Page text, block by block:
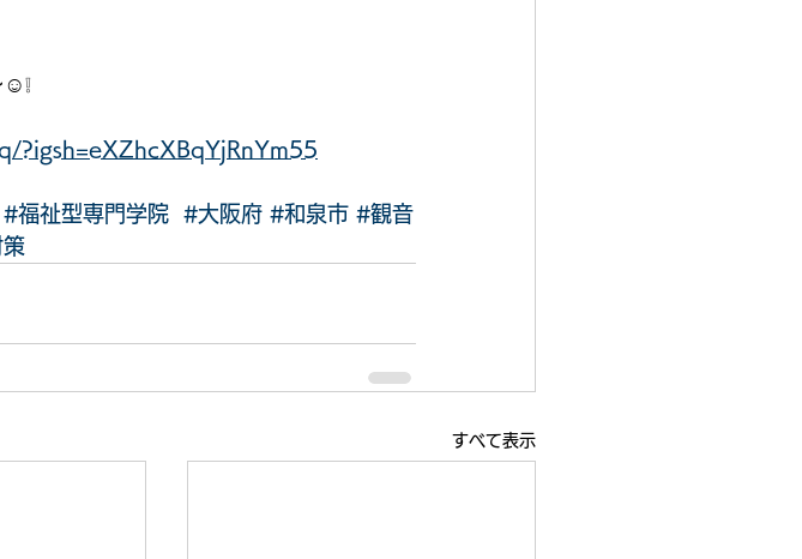
?igsh=eXZhcXBqYjRnYm55
#福祉型専門学院 #大阪府 #和泉市 #観音
すべて表示